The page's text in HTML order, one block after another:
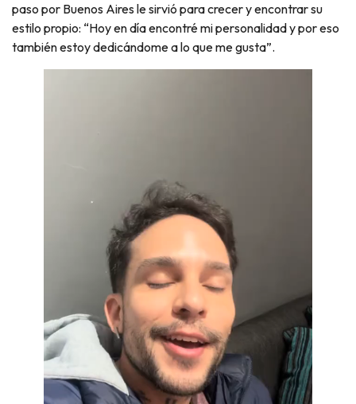
paso por Buenos Aires le sirvió para crecer y encontrar su
estilo propio: “Hoy en día encontré mi personalidad y por eso
también estoy dedicándome a lo que me gusta”.